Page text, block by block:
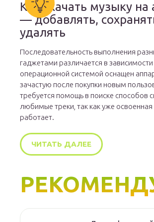
Как скачать музыку на
— добавлять,
удалять
Последовательность выполнения
гаджетами различается в зависимости
операционной системой оснащен
зачастую после покупки новым
требуется помощь в поиске способов
любимые треки, так как уже освоенная
работает.
ЧИТАТЬ ДАЛЕЕ